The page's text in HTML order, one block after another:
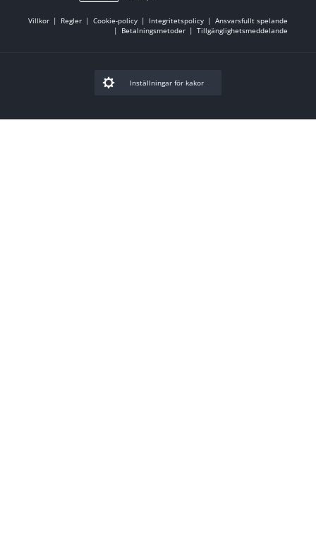
Villkor Regler Cookie-policy Integritetspolicy
Ansvarsfullt spelande
Betalningsmetoder
Tillgänglighetsmeddelande
Inställningar för kakor